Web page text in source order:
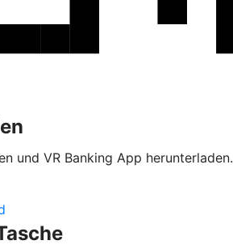
und VR Banking App herunterladen.